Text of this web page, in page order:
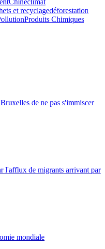
Chineclimat
et recyclagedéforestation
Produits Chimiques
de ne pas s'immiscer
l'afflux de migrants arrivant par
mondiale